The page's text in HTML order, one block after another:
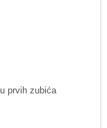
prvih zubića